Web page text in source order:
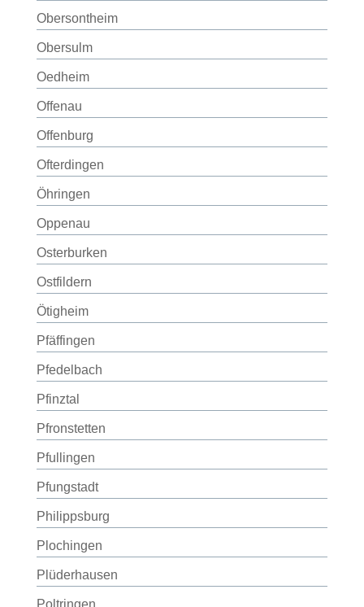
Obersontheim
Obersulm
Oedheim
Offenau
Offenburg
Ofterdingen
Öhringen
Oppenau
Osterburken
Ostfildern
Ötigheim
Pfäffingen
Pfedelbach
Pfinztal
Pfronstetten
Pfullingen
Pfungstadt
Philippsburg
Plochingen
Plüderhausen
Poltringen